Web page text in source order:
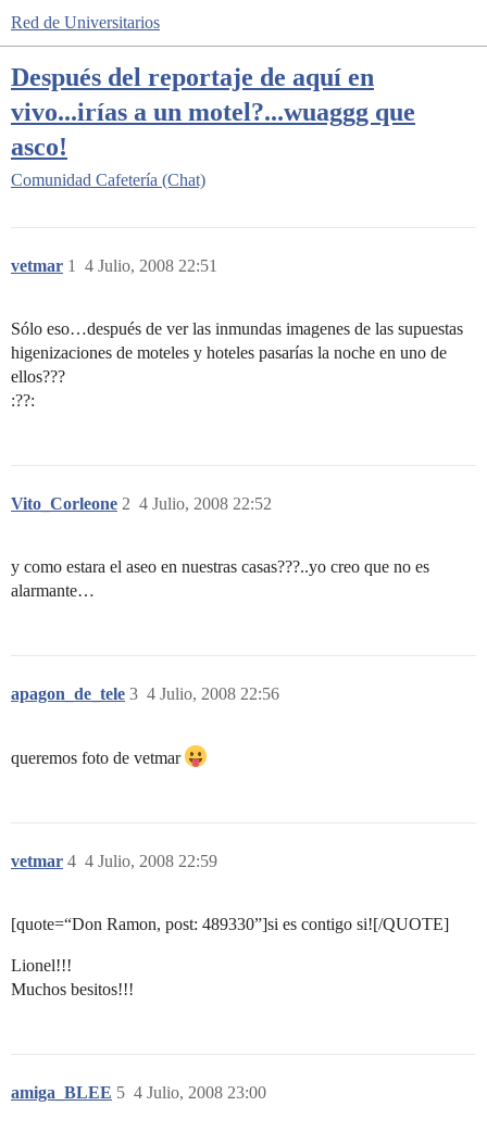
Red de Universitarios
Después del reportaje de aquí en
vivo...irías a un motel?...wuaggg que
asco!
Comunidad Cafetería (Chat)
vetmar 4 Julio, 2008 22:51
1
Sólo eso…después de ver las inmundas imagenes de las supuestas
higenizaciones de moteles y hoteles pasarías la noche en uno de
ellos???
:??:
Vito_Corleone 4 Julio, 2008 22:52
2
y como estara el aseo en nuestras casas???..yo creo que no es
alarmante…
apagon_de_tele 4 Julio, 2008 22:56
3
queremos foto de vetmar
vetmar 4 Julio, 2008 22:59
4
[quote=“Don Ramon, post: 489330”]si es contigo si![/QUOTE]
Lionel!!!
Muchos besitos!!!
amiga_BLEE 4 Julio, 2008 23:00
5